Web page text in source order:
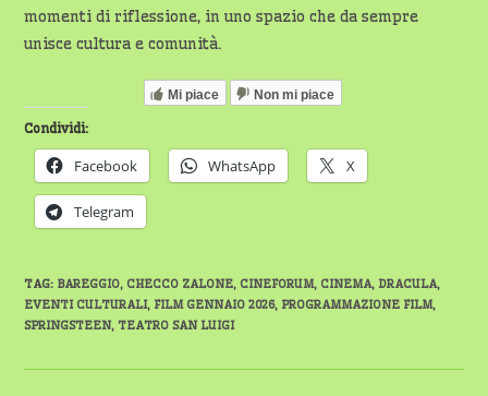
momenti di riflessione, in uno spazio che da sempre
unisce cultura e comunità.
Mi piace Non mi piace
Condividi:
Facebook WhatsApp X
Telegram
TAG: BAREGGIO, CHECCO ZALONE, CINEFORUM, CINEMA, DRACULA,
EVENTI CULTURALI, FILM GENNAIO 2026, PROGRAMMAZIONE FILM,
SPRINGSTEEN, TEATRO SAN LUIGI